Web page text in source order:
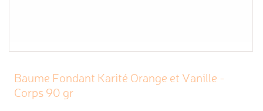
Baume Fondant Karité Orange et Vanille -
Corps 90 gr